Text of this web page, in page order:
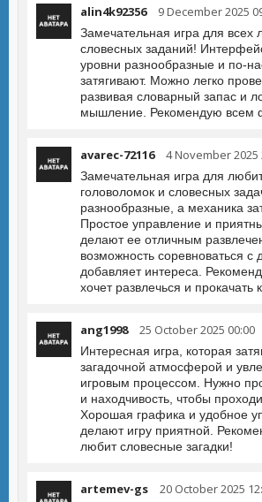
alin4k92356 9 December 2025
Замечательная игра для всех
словесных заданий!
уровни разнообразные и по-
затягивают. Можно легко
развивая словарный запас и
мышление. Рекомендую всем
avarec-72116 4 November 2025
Замечательная игра для
головоломок и словесных
разнообразные, а механика
Простое управление и
делают ее отличным
возможность соревноваться с
добавляет интереса.
хочет развлечься и прокачать
ang1998 25 October 2025 00:00
Интересная игра, которая
загадочной атмосферой и
игровым процессом. Нужно
и находчивость, чтобы
Хорошая графика и удобное
делают игру приятной.
любит словесные загадки!
artemev-gs 20 October 2025